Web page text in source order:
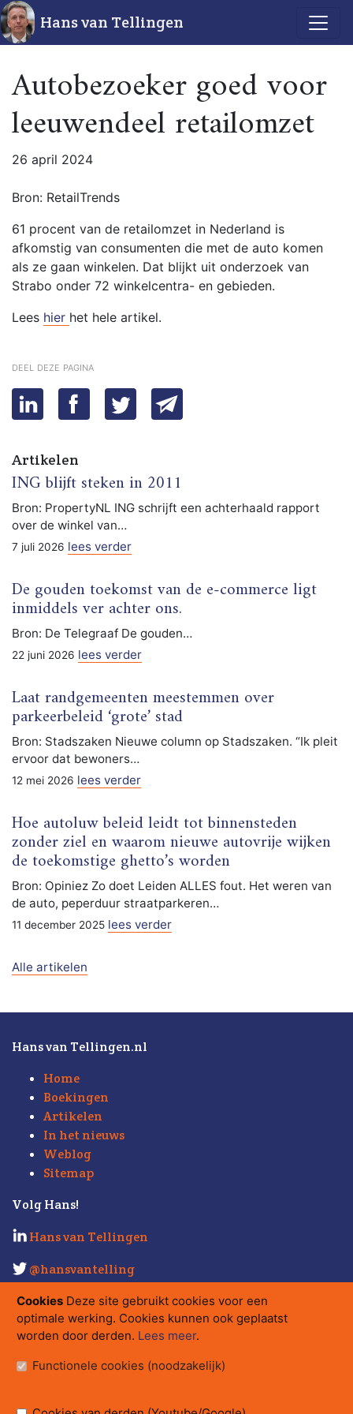
Hans van Tellingen
Autobezoeker goed voor
leeuwendeel retailomzet
26 april 2024
Bron: RetailTrends
61 procent van de retailomzet in Nederland is
afkomstig van consumenten die met de auto komen
als ze gaan winkelen. Dat blijkt uit onderzoek van
Strabo onder 72 winkelcentra- en gebieden.
Lees hier het hele artikel.
deel deze pagina
Artikelen
ING blijft steken in 2011
Bron: PropertyNL ING schrijft een achterhaald rapport
over de winkel van…
7 juli 2026 lees verder
De gouden toekomst van de e-commerce ligt
inmiddels ver achter ons.
Bron: De Telegraaf De gouden…
22 juni 2026 lees verder
Laat randgemeenten meestemmen over
parkeerbeleid ‘grote’ stad
Bron: Stadszaken Nieuwe column op Stadszaken. “Ik pleit
ervoor dat bewoners…
12 mei 2026 lees verder
Hoe autoluw beleid leidt tot binnensteden
zonder ziel en waarom nieuwe autovrije wijken
de toekomstige ghetto’s worden
Bron: Opiniez Zo doet Leiden ALLES fout. Het weren van
de auto, peperduur straatparkeren…
11 december 2025 lees verder
Alle artikelen
Hans van Tellingen.nl
Home
Boekingen
Artikelen
In het nieuws
Weblog
Sitemap
Volg Hans!
Hans van Tellingen
@hansvantelling
Kijk ook eens opStrabo.nl.
Contact
Strabo bv
Postbus 15710, 1001 NE Amsterdam
Cookies Deze site gebruikt cookies voor een
optimale werking. Cookies kunnen ook geplaatst
worden door derden. Lees meer.
Functionele cookies (noodzakelijk)